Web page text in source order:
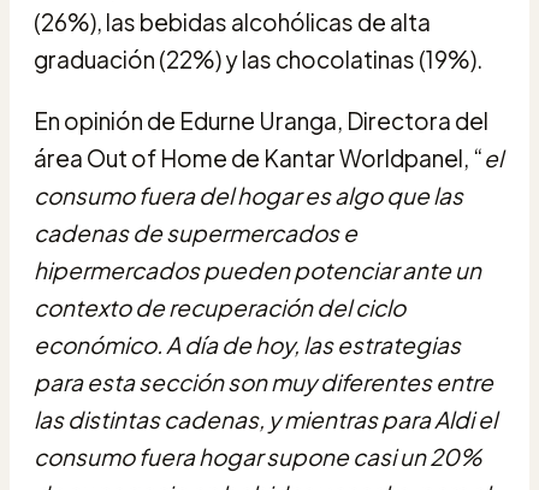
(26%), las bebidas alcohólicas de alta
graduación (22%) y las chocolatinas (19%).
En opinión de Edurne Uranga, Directora del
área Out of Home de Kantar Worldpanel, “el
consumo fuera del hogar es algo que las
cadenas de supermercados e
hipermercados pueden potenciar ante un
contexto de recuperación del ciclo
económico. A día de hoy, las estrategias
para esta sección son muy diferentes entre
las distintas cadenas, y mientras para Aldi el
consumo fuera hogar supone casi un 20%